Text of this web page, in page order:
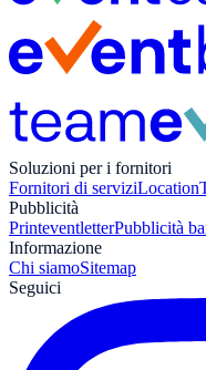
Soluzioni per i fornitori
Fornitori di serviziLocation
Pubblicità
PrinteventletterPubblicità
Informazione
Chi siamoSitemap
Seguici